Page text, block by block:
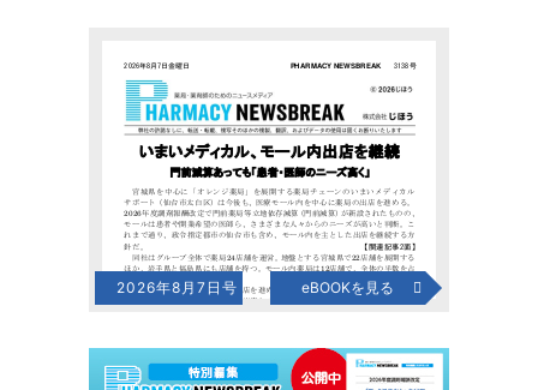
2026年8月7日号 eBOOKを見る